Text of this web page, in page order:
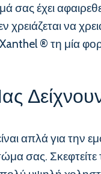
σας έχει
χρειάζεται να
® τη μία
απλά για την
σας. Σκεφτείτε